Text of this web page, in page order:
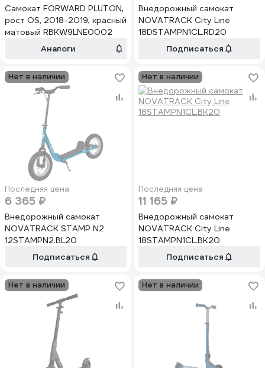
Самокат FORWARD PLUTON,
рост OS, 2018-2019, красный
матовый RBKW9LNE0002
Аналоги
Внедорожный самокат
NOVATRACK City Line
18DSTAMPN1CL.RD20
Подписаться
Нет в наличии
Последняя цена
6 365 ₽
Внедорожный самокат
NOVATRACK STAMP N2
12STAMPN2.BL20
Подписаться
Нет в наличии
Последняя цена
11 165 ₽
Внедорожный самокат
NOVATRACK City Line
18STAMPN1CL.BK20
Подписаться
Нет в наличии Нет в наличии